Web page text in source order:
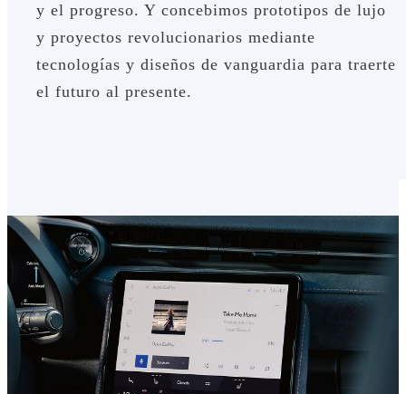
y el progreso. Y concebimos prototipos de lujo
y proyectos revolucionarios mediante
tecnologías y diseños de vanguardia para traerte
el futuro al presente.